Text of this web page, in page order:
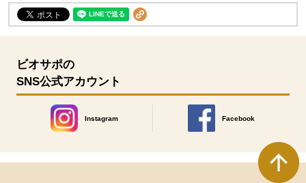
ビオサポの
SNS公式アカウント
Instagram
別のウィンドウで開きます。
Facebook
別のウィンドウで開きます